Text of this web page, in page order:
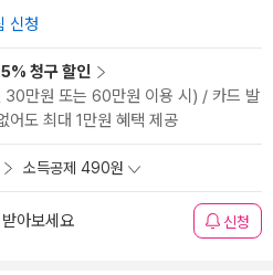
신청
청구 할인
30만원 또는 60만원 이용 시) / 카드 발
어도 최대 1만원 혜택 제공
소득공제 490원
아보세요 신청